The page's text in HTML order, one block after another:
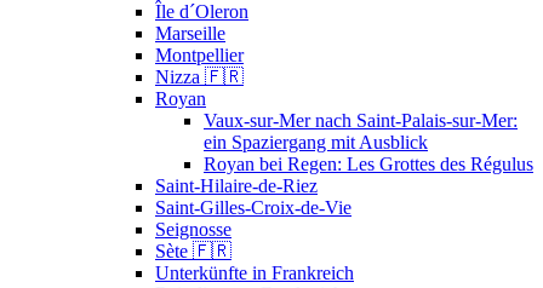
Île d´Oleron
Marseille
Montpellier
Nizza 🇫🇷
Royan
Vaux-sur-Mer nach Saint-Palais-sur-Mer:
ein Spaziergang mit Ausblick
Royan bei Regen: Les Grottes des Régulus
Saint-Hilaire-de-Riez
Saint-Gilles-Croix-de-Vie
Seignosse
Sète 🇫🇷
Unterkünfte in Frankreich